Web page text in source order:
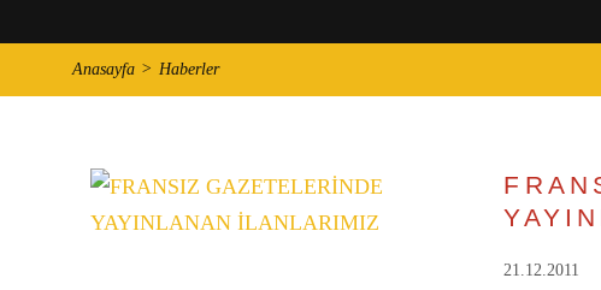
Anasayfa Haberler
21.12.2011